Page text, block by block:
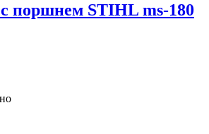
поршнем STIHL ms-180